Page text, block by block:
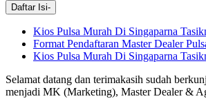
Daftar Isi-
Kios Pulsa Murah Di Singaparna
Format Pendaftaran Master Dealer
Kios Pulsa Murah Di Singaparna
Selamat datang dan terimakasih sudah
menjadi MK (Marketing), Master Dealer &